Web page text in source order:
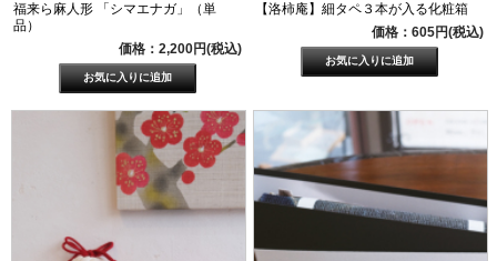
福来ら麻人形 「シマエナガ」（単
品）
価格：2,200円(税込)
【洛柿庵】細タペ３本が入る化粧箱
価格：605円(税込)